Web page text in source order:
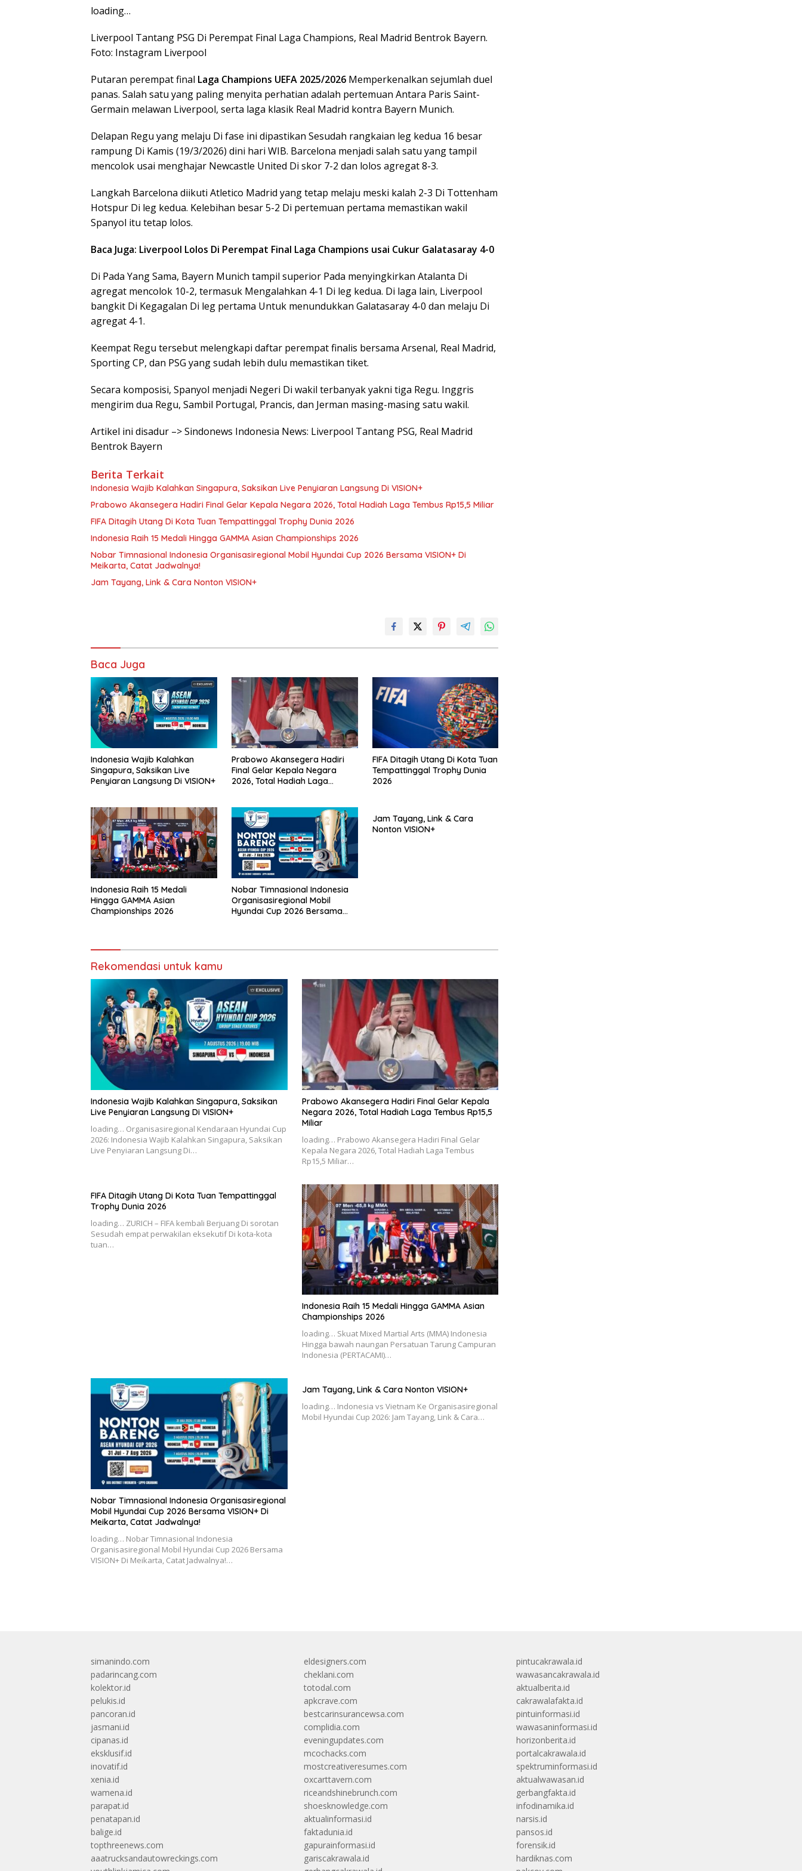
loading…
Liverpool Tantang PSG Di Perempat Final Laga Champions, Real Madrid Bentrok Bayern.
Foto: Instagram Liverpool
Putaran perempat final Laga Champions UEFA 2025/2026 Memperkenalkan sejumlah duel
panas. Salah satu yang paling menyita perhatian adalah pertemuan Antara Paris Saint-
Germain melawan Liverpool, serta laga klasik Real Madrid kontra Bayern Munich.
Delapan Regu yang melaju Di fase ini dipastikan Sesudah rangkaian leg kedua 16 besar
rampung Di Kamis (19/3/2026) dini hari WIB. Barcelona menjadi salah satu yang tampil
mencolok usai menghajar Newcastle United Di skor 7-2 dan lolos agregat 8-3.
Langkah Barcelona diikuti Atletico Madrid yang tetap melaju meski kalah 2-3 Di Tottenham
Hotspur Di leg kedua. Kelebihan besar 5-2 Di pertemuan pertama memastikan wakil
Spanyol itu tetap lolos.
Baca Juga: Liverpool Lolos Di Perempat Final Laga Champions usai Cukur Galatasaray 4-0
Di Pada Yang Sama, Bayern Munich tampil superior Pada menyingkirkan Atalanta Di
agregat mencolok 10-2, termasuk Mengalahkan 4-1 Di leg kedua. Di laga lain, Liverpool
bangkit Di Kegagalan Di leg pertama Untuk menundukkan Galatasaray 4-0 dan melaju Di
agregat 4-1.
Keempat Regu tersebut melengkapi daftar perempat finalis bersama Arsenal, Real Madrid,
Sporting CP, dan PSG yang sudah lebih dulu memastikan tiket.
Secara komposisi, Spanyol menjadi Negeri Di wakil terbanyak yakni tiga Regu. Inggris
mengirim dua Regu, Sambil Portugal, Prancis, dan Jerman masing-masing satu wakil.
Artikel ini disadur –> Sindonews Indonesia News: Liverpool Tantang PSG, Real Madrid
Bentrok Bayern
Berita Terkait
Indonesia Wajib Kalahkan Singapura, Saksikan Live Penyiaran Langsung Di VISION+
Prabowo Akansegera Hadiri Final Gelar Kepala Negara 2026, Total Hadiah Laga Tembus Rp15,5 Miliar
FIFA Ditagih Utang Di Kota Tuan Tempattinggal Trophy Dunia 2026
Indonesia Raih 15 Medali Hingga GAMMA Asian Championships 2026
Nobar Timnasional Indonesia Organisasiregional Mobil Hyundai Cup 2026 Bersama VISION+ Di
Meikarta, Catat Jadwalnya!
Jam Tayang, Link & Cara Nonton VISION+
Baca Juga
Indonesia Wajib Kalahkan
Singapura, Saksikan Live
Penyiaran Langsung Di VISION+
Prabowo Akansegera Hadiri
Final Gelar Kepala Negara
2026, Total Hadiah Laga
FIFA Ditagih Utang Di Kota Tuan
Tempattinggal Trophy Dunia
2026
Indonesia Raih 15 Medali
Hingga GAMMA Asian
Championships 2026
Nobar Timnasional Indonesia
Organisasiregional Mobil
Hyundai Cup 2026 Bersama
Jam Tayang, Link & Cara
Nonton VISION+
Rekomendasi untuk kamu
Indonesia Wajib Kalahkan Singapura, Saksikan
Live Penyiaran Langsung Di VISION+
loading… Organisasiregional Kendaraan Hyundai Cup
2026: Indonesia Wajib Kalahkan Singapura, Saksikan
Live Penyiaran Langsung Di…
Prabowo Akansegera Hadiri Final Gelar Kepala
Negara 2026, Total Hadiah Laga Tembus Rp15,5
Miliar
loading… Prabowo Akansegera Hadiri Final Gelar
Kepala Negara 2026, Total Hadiah Laga Tembus
Rp15,5 Miliar…
FIFA Ditagih Utang Di Kota Tuan Tempattinggal
Trophy Dunia 2026
loading… ZURICH – FIFA kembali Berjuang Di sorotan
Sesudah empat perwakilan eksekutif Di kota-kota
tuan…
Indonesia Raih 15 Medali Hingga GAMMA Asian
Championships 2026
loading… Skuat Mixed Martial Arts (MMA) Indonesia
Hingga bawah naungan Persatuan Tarung Campuran
Indonesia (PERTACAMI)…
Nobar Timnasional Indonesia Organisasiregional
Mobil Hyundai Cup 2026 Bersama VISION+ Di
Meikarta, Catat Jadwalnya!
loading… Nobar Timnasional Indonesia
Organisasiregional Mobil Hyundai Cup 2026 Bersama
VISION+ Di Meikarta, Catat Jadwalnya!…
Jam Tayang, Link & Cara Nonton VISION+
loading… Indonesia vs Vietnam Ke Organisasiregional
Mobil Hyundai Cup 2026: Jam Tayang, Link & Cara…
simanindo.com
padarincang.com
kolektor.id
pelukis.id
pancoran.id
jasmani.id
cipanas.id
eksklusif.id
inovatif.id
xenia.id
wamena.id
parapat.id
penatapan.id
balige.id
topthreenews.com
aaatrucksandautowreckings.com
eldesigners.com
cheklani.com
totodal.com
apkcrave.com
bestcarinsurancewsa.com
complidia.com
eveningupdates.com
mcochacks.com
mostcreativeresumes.com
oxcarttavern.com
riceandshinebrunch.com
shoesknowledge.com
aktualinformasi.id
faktadunia.id
gapurainformasi.id
gariscakrawala.id
pintucakrawala.id
wawasancakrawala.id
aktualberita.id
cakrawalafakta.id
pintuinformasi.id
wawasaninformasi.id
horizonberita.id
portalcakrawala.id
spektruminformasi.id
aktualwawasan.id
gerbangfakta.id
infodinamika.id
narsis.id
pansos.id
forensik.id
hardiknas.com